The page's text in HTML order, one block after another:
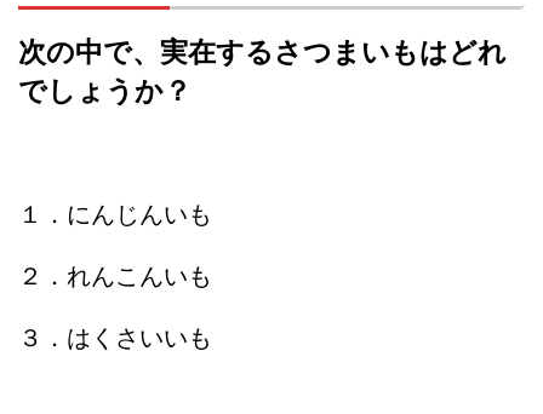
次の中で、実在するさつまいもはどれ
でしょうか？
１．にんじんいも
２．れんこんいも
３．はくさいいも